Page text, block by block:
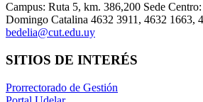
Campus: Ruta 5, km. 386,200 Sede
Domingo Catalina 4632 3911, 4632 1663,
bedelia@cut.edu.uy
SITIOS DE INTERÉS
Prorrectorado de Gestión